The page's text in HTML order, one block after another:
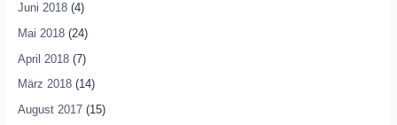
Juni 2018(4)
Mai 2018(24)
April 2018(7)
März 2018(14)
August 2017(15)